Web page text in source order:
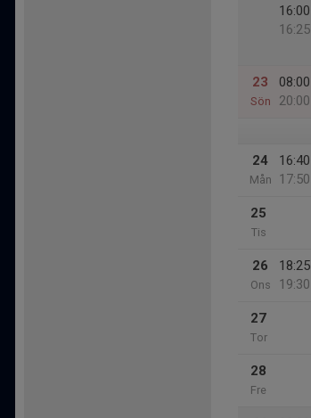
16:00
16:25
23
Sön
08:00
20:00
24
Mån
16:40
17:50
25
Tis
26
Ons
18:25
19:30
27
Tor
28
Fre